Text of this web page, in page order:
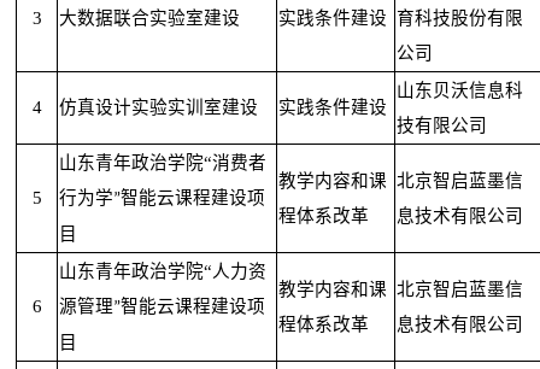
3 大数据联合实验室建设 实践条件建设
育科技股份有限
公司
4 仿真设计实验实训室建设 实践条件建设
山东贝沃信息科
技有限公司
5
山东青年政治学院“消费者
行为学”智能云课程建设项
目
教学内容和课
程体系改革
北京智启蓝墨信
息技术有限公司
6
山东青年政治学院“人力资
源管理”智能云课程建设项
目
教学内容和课
程体系改革
北京智启蓝墨信
息技术有限公司